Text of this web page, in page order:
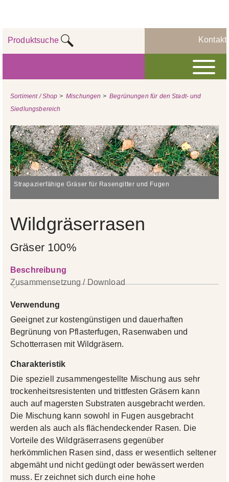
Produktsuche Kontakt
Sortiment / Shop >Mischungen >Begrünungen für den Stadt- und
Siedlungsbereich
Strapazierfähige Gräser für Rasengitter und Fugen
Wildgräserrasen
Gräser 100%
Beschreibung
Zusammensetzung / Download
Verwendung
Geeignet zur kostengünstigen und dauerhaften
Begrünung von Pflasterfugen, Rasenwaben und
Schotterrasen mit Wildgräsern.
Charakteristik
Die speziell zusammengestellte Mischung aus sehr
trockenheitsresistenten und trittfesten Gräsern kann
auch auf magersten Substraten ausgebracht werden.
Die Mischung kann sowohl in Fugen ausgebracht
werden als auch als flächendeckender Rasen. Die
Vorteile des Wildgräserrasens gegenüber
herkömmlichen Rasen sind, dass er wesentlich seltener
abgemäht und nicht gedüngt oder bewässert werden
muss. Er zeichnet sich durch eine hohe